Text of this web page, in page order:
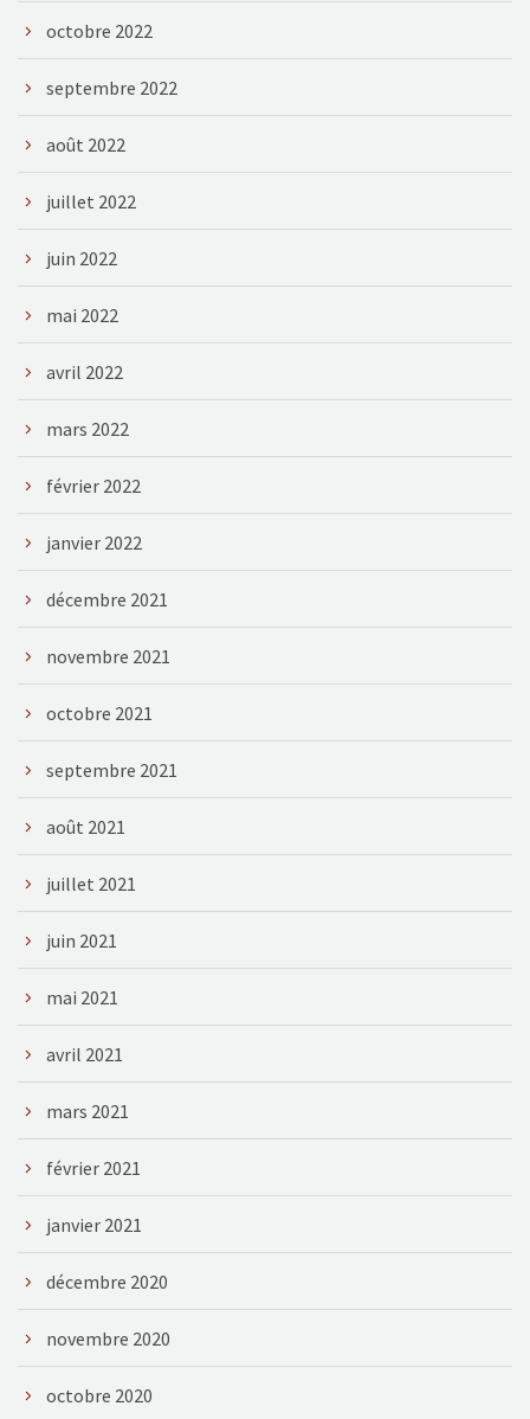
octobre 2022
septembre 2022
août 2022
juillet 2022
juin 2022
mai 2022
avril 2022
mars 2022
février 2022
janvier 2022
décembre 2021
novembre 2021
octobre 2021
septembre 2021
août 2021
juillet 2021
juin 2021
mai 2021
avril 2021
mars 2021
février 2021
janvier 2021
décembre 2020
novembre 2020
octobre 2020